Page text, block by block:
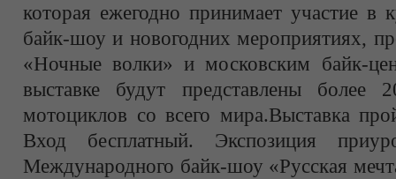
которая ежегодно принимает участие в
байк-шоу и новогодних мероприятиях,
«Ночные волки» и московским байк-
выставке будут представлены более
мотоциклов со всего мира.Выставка
Вход бесплатный. Экспозиция
Международного байк-шоу «Русская